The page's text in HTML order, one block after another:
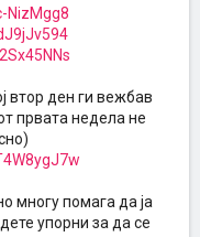
NizMgg8
втор ден ги вежбав
првата недела не
многу помага да ја
упорни за да се